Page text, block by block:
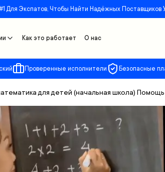
Для Экспатов, Чтобы Найти Надёжных Поставщиков
Как это работает О нас
Проверенные исполнители Безопасные
для детей (начальная школа)